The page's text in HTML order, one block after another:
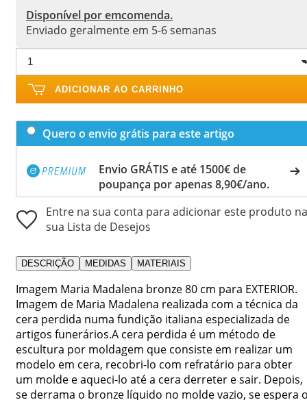
Disponível por emcomenda.
Enviado geralmente em 5-6 semanas
ADICIONAR AO CARRINHO
Quero o envio grátis para este artigo
Envio GRÁTIS e até 1500€ de
poupança por apenas 8,90€/ano.
Entre na sua conta para adicionar este produto na
sua Lista de Desejos
DESCRIÇÃO MEDIDAS MATERIAIS
Imagem Maria Madalena bronze 80 cm para EXTERIOR.
Imagem de Maria Madalena realizada com a técnica da
cera perdida numa fundição italiana especializada de
artigos funerários.A cera perdida é um método de
escultura por moldagem que consiste em realizar um
modelo em cera, recobri-lo com refratário para obter
um molde e aqueci-lo até a cera derreter e sair. Depois,
se derrama o bronze líquido no molde vazio, se espera